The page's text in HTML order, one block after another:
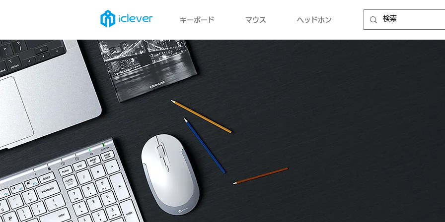
キーボード マウス ヘッドホン